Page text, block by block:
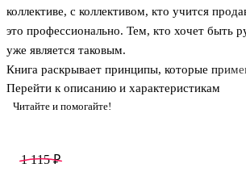
Читайте и помогайте!
коллективе, с коллективом, кто учится
это профессионально. Тем, кто хочет быть
уже является таковым.
Книга раскрывает принципы, которые
узкой профессиональной среде, но и в
личности стать лучше.
апробированный в «полевых» условиях
Перейти к описанию и характеристикам
1 115 ₽